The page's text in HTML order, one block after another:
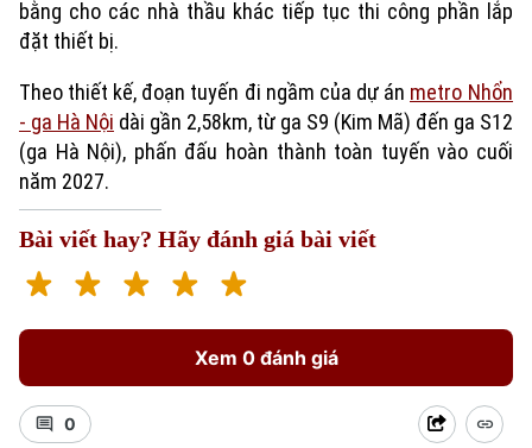
bằng cho các nhà thầu khác tiếp tục thi công phần lắp
đặt thiết bị.
Theo thiết kế, đoạn tuyến đi ngầm của dự án metro Nhổn
- ga Hà Nội dài gần 2,58km, từ ga S9 (Kim Mã) đến ga S12
(ga Hà Nội), phấn đấu hoàn thành toàn tuyến vào cuối
năm 2027.
Bài viết hay? Hãy đánh giá bài viết
Xem 0 đánh giá
0